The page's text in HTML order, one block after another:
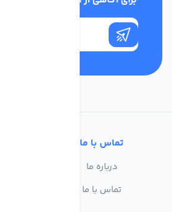
تماس با ما
درباره ما
تماس با ما